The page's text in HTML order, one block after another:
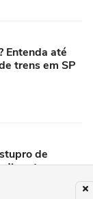
Entenda até
trens em SP
de
disse ter